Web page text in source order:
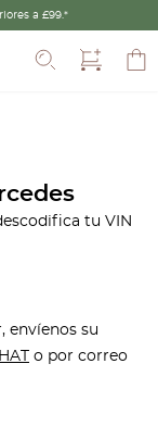
a £99.*
tu VIN
envíenos su
o por correo